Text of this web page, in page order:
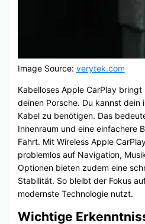
Image Source: verytek.com
Kabelloses Apple CarPlay
deinen Porsche. Du kannst dein
Kabel zu benötigen. Das
Innenraum und eine einfachere
Fahrt. Mit Wireless Apple
problemlos auf Navigation,
Optionen bieten zudem eine
Stabilität. So bleibt der Fokus
modernste Technologie nutzt.
Wichtige